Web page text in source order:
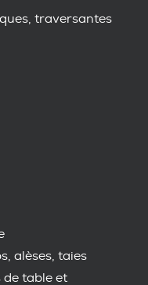
traversantes
alèses, taies
de table et